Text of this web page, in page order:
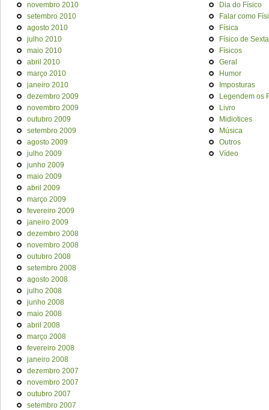
novembro 2010
setembro 2010
agosto 2010
julho 2010
maio 2010
abril 2010
março 2010
janeiro 2010
dezembro 2009
novembro 2009
outubro 2009
setembro 2009
agosto 2009
julho 2009
junho 2009
maio 2009
abril 2009
março 2009
fevereiro 2009
janeiro 2009
dezembro 2008
novembro 2008
outubro 2008
setembro 2008
agosto 2008
julho 2008
junho 2008
maio 2008
abril 2008
março 2008
fevereiro 2008
janeiro 2008
dezembro 2007
novembro 2007
outubro 2007
setembro 2007
Dia do Físico
Falar como
Física
Físico de Sexta
Físicos
Geral
Humor
Imposturas
Legendem os
Livro
Midiotices
Música
Outros
Vídeo